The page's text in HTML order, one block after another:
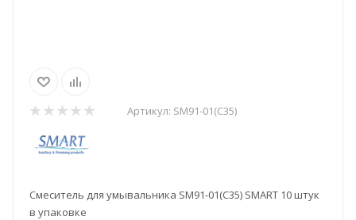
Артикул: SM91-01(C35)
Смеситель для умывальника SM91-01(C35) SMART 10 штук
в упаковке